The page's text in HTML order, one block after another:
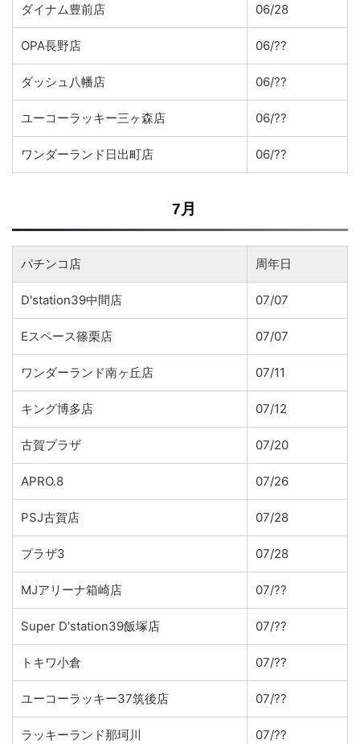
ダイナム豊前店 06/28
OPA長野店 06/??
ダッシュ八幡店 06/??
ユーコーラッキー三ヶ森店 06/??
ワンダーランド日出町店 06/??
7月
パチンコ店 周年日
D'station39中間店 07/07
Eスペース篠栗店 07/07
ワンダーランド南ヶ丘店 07/11
キング博多店 07/12
古賀プラザ 07/20
APRO.8 07/26
PSJ古賀店 07/28
プラザ3 07/28
MJアリーナ箱崎店 07/??
Super D'station39飯塚店 07/??
トキワ小倉 07/??
ユーコーラッキー37筑後店 07/??
ラッキーランド那珂川 07/??